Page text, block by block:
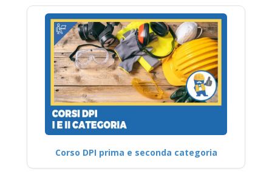
Corso DPI prima e seconda categoria